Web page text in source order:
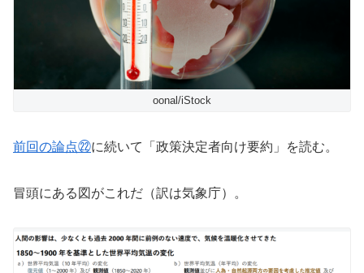
oonal/iStock
前回の論点㉒に続いて「政策決定者向け要約」を読む。
冒頭にある図がこれだ（訳は気象庁）。